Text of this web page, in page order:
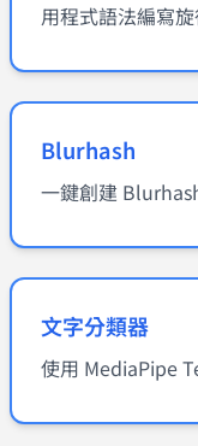
用程式語法編寫
Blurhash
一鍵創建
文字分類器
使用 MediaPipe